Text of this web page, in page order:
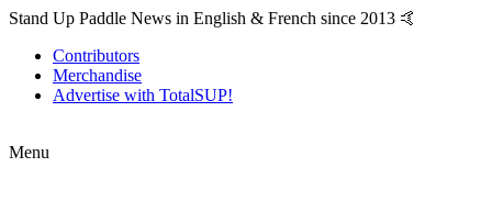
Stand Up Paddle News in English & French since 2013 🤙
Contributors
Merchandise
Advertise with TotalSUP!
Menu